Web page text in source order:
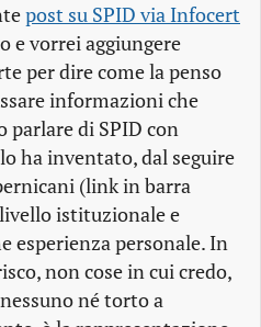
post su SPID via Infocert
e vorrei aggiungere
per dire come la penso
informazioni che
parlare di SPID con
ha inventato, dal seguire
(link in barra
istituzionale e
esperienza personale. In
non cose in cui credo,
né torto a